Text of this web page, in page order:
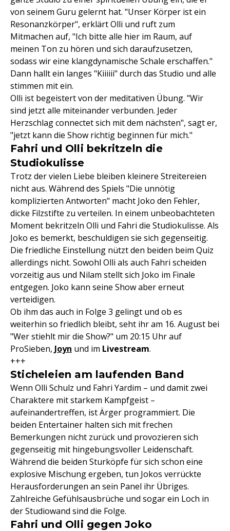
von seinem Guru gelernt hat. "Unser Körper ist ein
Resonanzkörper", erklärt Olli und ruft zum
Mitmachen auf, "Ich bitte alle hier im Raum, auf
meinen Ton zu hören und sich daraufzusetzen,
sodass wir eine klangdynamische Schale erschaffen."
Dann hallt ein langes "Kiiiiii" durch das Studio und alle
stimmen mit ein.
Olli ist begeistert von der meditativen Übung. "Wir
sind jetzt alle miteinander verbunden. Jeder
Herzschlag connectet sich mit dem nächsten", sagt er,
"jetzt kann die Show richtig beginnen für mich."
Fahri und Olli bekritzeln die
Studiokulisse
Trotz der vielen Liebe bleiben kleinere Streitereien
nicht aus. Während des Spiels "Die unnötig
komplizierten Antworten" macht Joko den Fehler,
dicke Filzstifte zu verteilen. In einem unbeobachteten
Moment bekritzeln Olli und Fahri die Studiokulisse. Als
Joko es bemerkt, beschuldigen sie sich gegenseitig.
Die friedliche Einstellung nützt den beiden beim Quiz
allerdings nicht. Sowohl Olli als auch Fahri scheiden
vorzeitig aus und Nilam stellt sich Joko im Finale
entgegen. Joko kann seine Show aber erneut
verteidigen.
Ob ihm das auch in Folge 3 gelingt und ob es
weiterhin so friedlich bleibt, seht ihr am 16. August bei
"Wer stiehlt mir die Show?" um 20:15 Uhr auf
ProSieben, Joyn und im Livestream.
+++
Sticheleien am laufenden Band
Wenn Olli Schulz und Fahri Yardim – und damit zwei
Charaktere mit starkem Kampfgeist –
aufeinandertreffen, ist Ärger programmiert. Die
beiden Entertainer halten sich mit frechen
Bemerkungen nicht zurück und provozieren sich
gegenseitig mit hingebungsvoller Leidenschaft.
Während die beiden Sturköpfe für sich schon eine
explosive Mischung ergeben, tun Jokos verrückte
Herausforderungen an sein Panel ihr Übriges.
Zahlreiche Gefühlsausbrüche und sogar ein Loch in
der Studiowand sind die Folge.
Fahri und Olli gegen Joko